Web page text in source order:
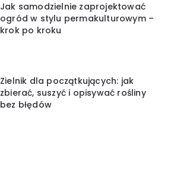
Jak samodzielnie zaprojektować
ogród w stylu permakulturowym –
krok po kroku
Zielnik dla początkujących: jak
zbierać, suszyć i opisywać rośliny
bez błędów